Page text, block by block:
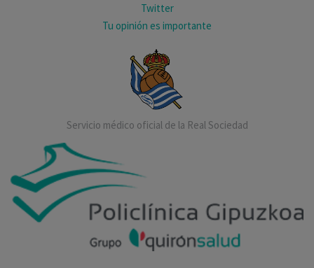
Twitter
Tu opinión es importante
Servicio médico oficial de la Real Sociedad